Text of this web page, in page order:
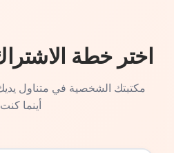
اختر خطة
مكتبتك الشخصية في متناول
أينما